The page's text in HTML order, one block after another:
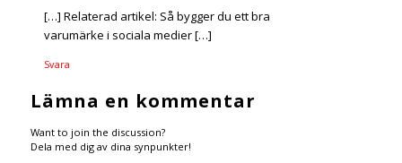
[…] Relaterad artikel: Så bygger du ett bra
varumärke i sociala medier […]
Svara
Lämna en kommentar
Want to join the discussion?
Dela med dig av dina synpunkter!